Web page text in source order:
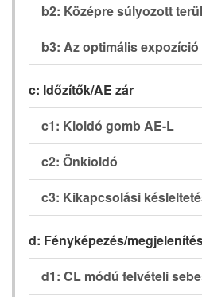
b2: Középre súlyozott
b3: Az optimális
c: Időzítők/AE zár
c1: Kioldó gomb AE-L
c2: Önkioldó
c3: Kikapcsolási
d: Fényképezés/
d1: CL módú felvételi